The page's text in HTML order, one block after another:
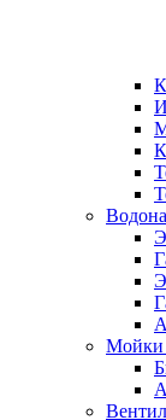
Мойки